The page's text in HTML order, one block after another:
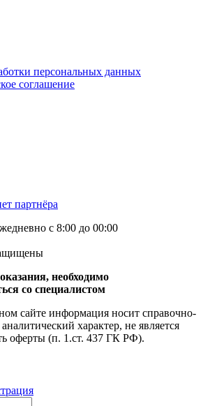
персональных данных
соглашение
партнёра
с 8:00 до 00:00
необходимо
со специалистом
сайте информация носит справочно-
характер, не является
оферты (п. 1.ст. 437 ГК РФ).